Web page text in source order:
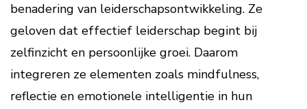
benadering van leiderschapsontwikkeling. Ze
geloven dat effectief leiderschap begint bij
zelfinzicht en persoonlijke groei. Daarom
integreren ze elementen zoals mindfulness,
reflectie en emotionele intelligentie in hun